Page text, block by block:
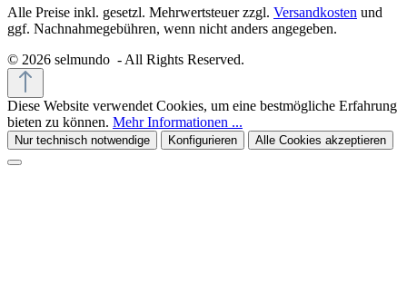
Alle Preise inkl. gesetzl. Mehrwertsteuer zzgl. Versandkosten und
ggf. Nachnahmegebühren, wenn nicht anders angegeben.
© 2026 selmundo - All Rights Reserved.
Diese Website verwendet Cookies, um eine bestmögliche Erfahrung
bieten zu können. Mehr Informationen ...
Nur technisch notwendige Konfigurieren Alle Cookies akzeptieren